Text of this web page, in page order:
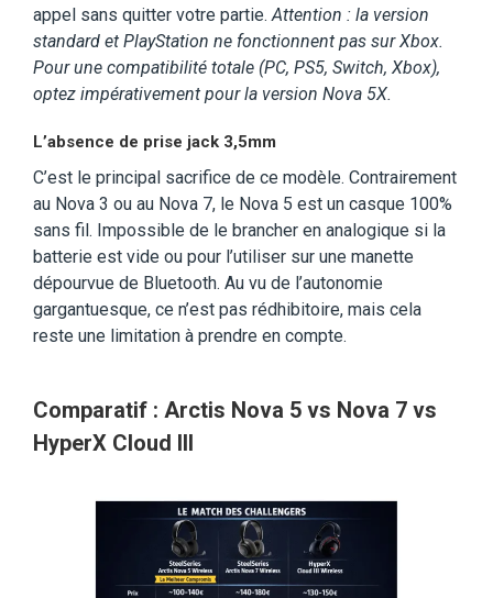
appel sans quitter votre partie.Attention : la version
standard et PlayStation ne fonctionnent pas sur Xbox.
Pour une compatibilité totale (PC, PS5, Switch, Xbox),
optez impérativement pour la version Nova 5X.
L’absence de prise jack 3,5mm
C’est le principal sacrifice de ce modèle. Contrairement
au Nova 3 ou au Nova 7, le Nova 5 est un casque 100%
sans fil. Impossible de le brancher en analogique si la
batterie est vide ou pour l’utiliser sur une manette
dépourvue de Bluetooth. Au vu de l’autonomie
gargantuesque, ce n’est pas rédhibitoire, mais cela
reste une limitation à prendre en compte.
Comparatif : Arctis Nova 5 vs Nova 7 vs
HyperX Cloud III